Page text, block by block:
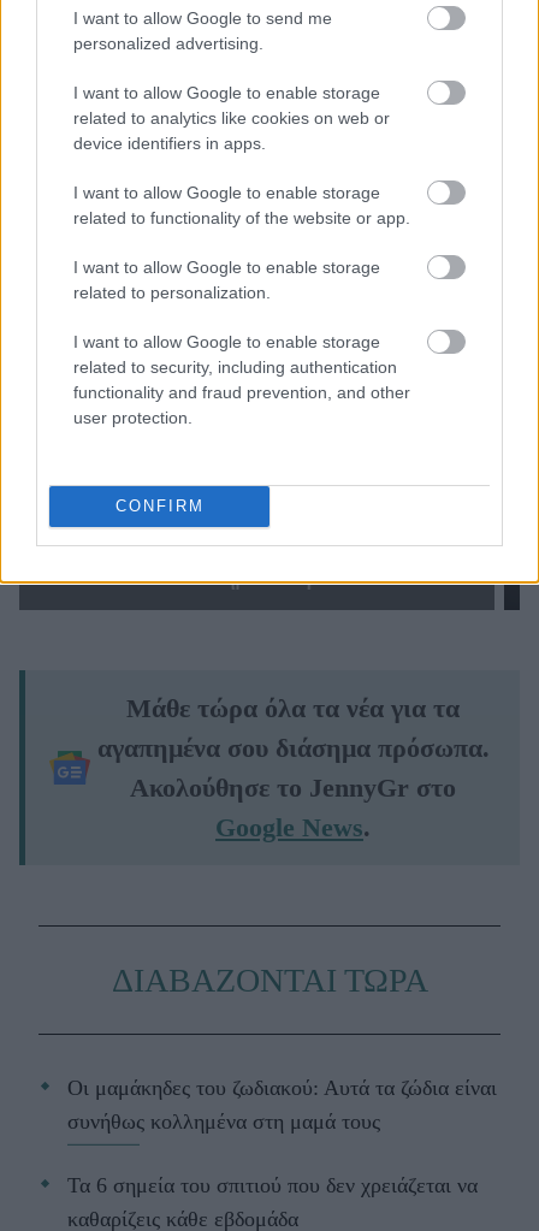
I want to allow Google to send me
personalized advertising.
I want to allow Google to enable storage
related to analytics like cookies on web or
device identifiers in apps.
I want to allow Google to enable storage
related to functionality of the website or app.
I want to allow Google to enable storage
related to personalization.
I want to allow Google to enable storage
related to security, including authentication
functionality and fraud prevention, and other
user protection.
CONFIRM
Ένα χτένισμα εξίσου κλασσικό όπως το
αυστηρό ίσιωμα.
Μάθε τώρα όλα τα νέα για τα
αγαπημένα σου διάσημα πρόσωπα.
Ακολούθησε το JennyGr στο
Google News.
ΔΙΑΒΑΖΟΝΤΑΙ ΤΩΡΑ
Οι μαμάκηδες του ζωδιακού: Αυτά τα ζώδια είναι
συνήθως κολλημένα στη μαμά τους
Τα 6 σημεία του σπιτιού που δεν χρειάζεται να
καθαρίζεις κάθε εβδομάδα